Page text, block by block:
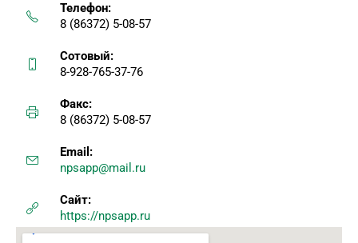
Телефон:
8 (86372) 5-08-57
Сотовый:
8-928-765-37-76
Факс:
8 (86372) 5-08-57
Email:
npsapp@mail.ru
Сайт:
https://npsapp.ru